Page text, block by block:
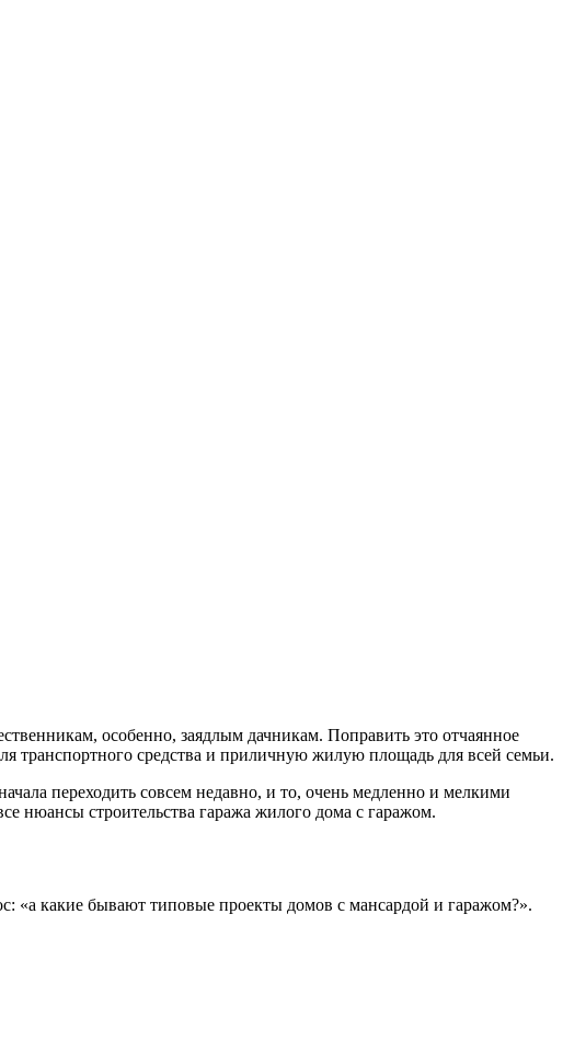
особенно, заядлым дачникам. Поправить это отчаянное
транспортного средства и приличную жилую площадь для всей семьи.
переходить совсем недавно, и то, очень медленно и мелкими
нюансы строительства гаража жилого дома с гаражом.
«а какие бывают типовые проекты домов с мансардой и гаражом?».